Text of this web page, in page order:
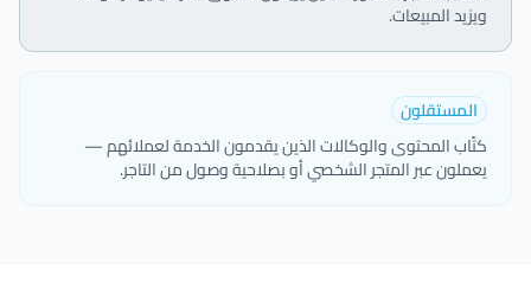
ويزيد المبيعات.
المستقلون
كتّاب المحتوى والوكالات الذين يقدمون الخدمة لعملائهم —
يعملون عبر المتجر الشخصي أو بصلاحية وصول من التاجر.